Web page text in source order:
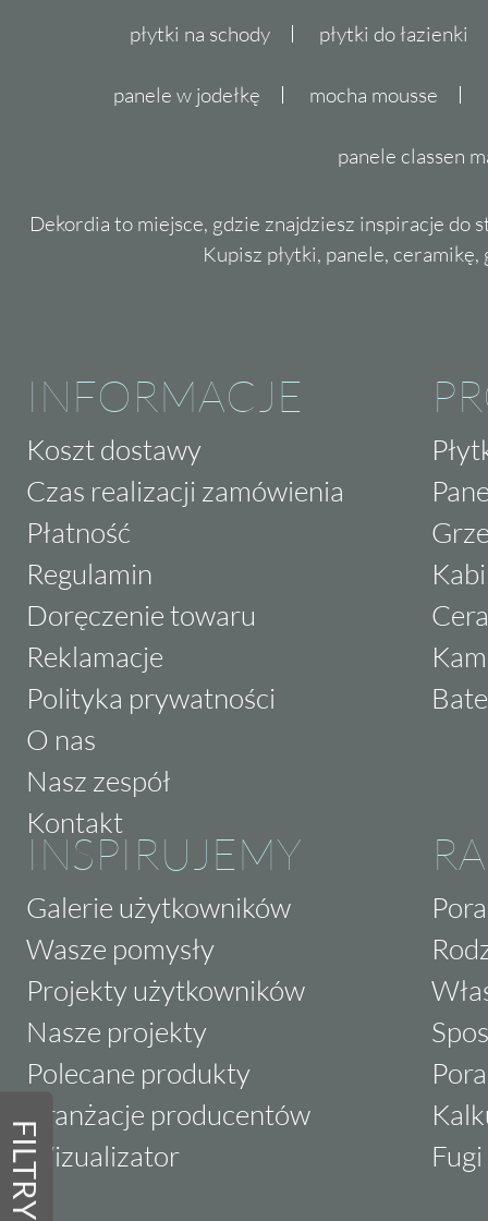
FILTRY
płytki na schody płytki do łazienki
panele w jodełkę mocha mousse
panele classen
Dekordia to miejsce, gdzie znajdziesz inspiracje do
Kupisz płytki, panele,
INFORMACJE
Koszt dostawy
Czas realizacji zamówienia
Płatność
Regulamin
Doręczenie towaru
Reklamacje
Polityka prywatności
O nas
Nasz zespół
Kontakt
INSPIRUJEMY
Galerie użytkowników
Wasze pomysły
Projekty użytkowników
Nasze projekty
Polecane produkty
Aranżacje producentów
Wizualizator